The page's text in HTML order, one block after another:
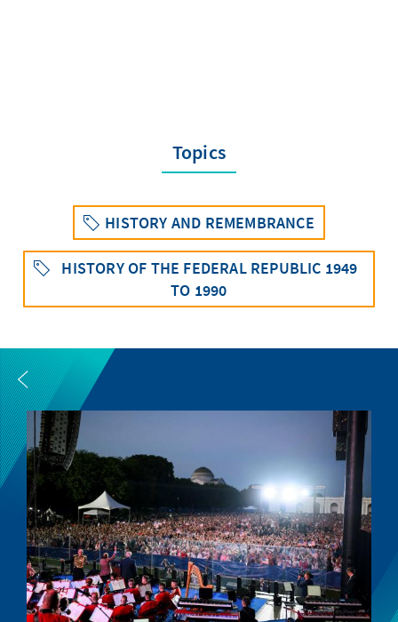
Topics
HISTORY AND REMEMBRANCE
HISTORY OF THE FEDERAL REPUBLIC 1949
TO 1990